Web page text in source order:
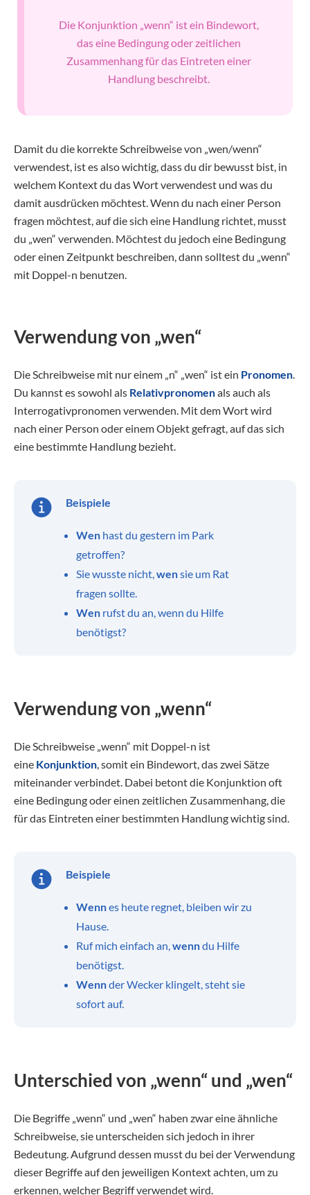
Die Konjunktion „wenn“ ist ein Bindewort,
das eine Bedingung oder zeitlichen
Zusammenhang für das Eintreten einer
Handlung beschreibt.
Damit du die korrekte Schreibweise von „wen/wenn“
verwendest, ist es also wichtig, dass du dir bewusst bist, in
welchem Kontext du das Wort verwendest und was du
damit ausdrücken möchtest. Wenn du nach einer Person
fragen möchtest, auf die sich eine Handlung richtet, musst
du „wen“ verwenden. Möchtest du jedoch eine Bedingung
oder einen Zeitpunkt beschreiben, dann solltest du „wenn“
mit Doppel-n benutzen.
Verwendung von „wen“
Die Schreibweise mit nur einem „n“ „wen“ ist ein Pronomen.
Du kannst es sowohl als Relativpronomenals auch als
Interrogativpronomen verwenden. Mit dem Wort wird
nach einer Person oder einem Objekt gefragt, auf das sich
eine bestimmte Handlung bezieht.
Beispiele
Wen hast du gestern im Park
getroffen?
Sie wusste nicht,wensie um Rat
fragen sollte.
Wen rufst du an, wenn du Hilfe
benötigst?
Verwendung von „wenn“
Die Schreibweise „wenn“ mit Doppel-n ist
eine Konjunktion, somit ein Bindewort, das zwei Sätze
miteinander verbindet. Dabei betont die Konjunktion oft
eine Bedingung oder einen zeitlichen Zusammenhang, die
für das Eintreten einer bestimmten Handlung wichtig sind.
Beispiele
Wennes heute regnet, bleiben wir zu
Hause.
Ruf mich einfach an,wenndu Hilfe
benötigst.
Wennder Wecker klingelt, steht sie
sofort auf.
Unterschied von „wenn“ und „wen“
Die Begriffe „wenn“ und „wen“ haben zwar eine ähnliche
Schreibweise, sie unterscheiden sich jedoch in ihrer
Bedeutung. Aufgrund dessen musst du bei der Verwendung
dieser Begriffe auf den jeweiligen Kontext achten, um zu
erkennen, welcher Begriff verwendet wird.